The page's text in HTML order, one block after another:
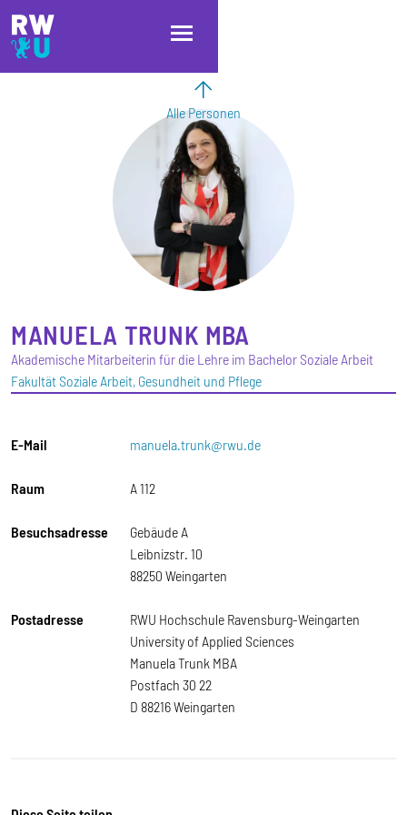
Direkt zum Inhalt
Direkt zur Hauptnavigation
Direkt zum Fußbereich
Alle Personen
MANUELA TRUNK MBA
Akademische Mitarbeiterin für die Lehre im Bachelor Soziale Arbeit
Fakultät Soziale Arbeit, Gesundheit und Pflege
E-Mail manuela.trunk@rwu.de
Raum A 112
Besuchsadresse
Gebäude A
Leibnizstr. 10
88250 Weingarten
Postadresse
RWU Hochschule Ravensburg-Weingarten
University of Applied Sciences
Manuela Trunk MBA
Postfach 30 22
D 88216 Weingarten